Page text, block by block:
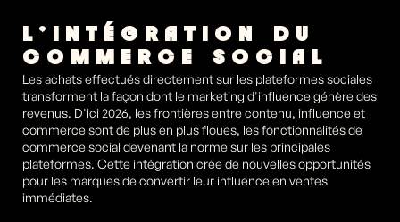
L'INTÉGRATION DU
COMMERCE SOCIAL
Les achats effectués directement sur les plateformes sociales
transforment la façon dont le marketing d'influence génère des
revenus. D'ici 2026, les frontières entre contenu, influence et
commerce sont de plus en plus floues, les fonctionnalités de
commerce social devenant la norme sur les principales
plateformes. Cette intégration crée de nouvelles opportunités
pour les marques de convertir leur influence en ventes
immédiates.